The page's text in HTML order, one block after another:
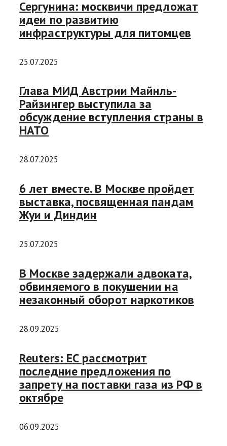
Сергунина: москвичи предложат
идеи по развитию
инфраструктуры для питомцев
25.07.2025
Глава МИД Австрии Майнль-
Райзингер выступила за
обсуждение вступления страны в
НАТО
28.07.2025
6 лет вместе. В Москве пройдет
выставка, посвященная пандам
Жуи и Диндин
25.07.2025
В Москве задержали адвоката,
обвиняемого в покушении на
незаконный оборот наркотиков
28.09.2025
Reuters: ЕС рассмотрит
последние предложения по
запрету на поставки газа из РФ в
октябре
06.09.2025